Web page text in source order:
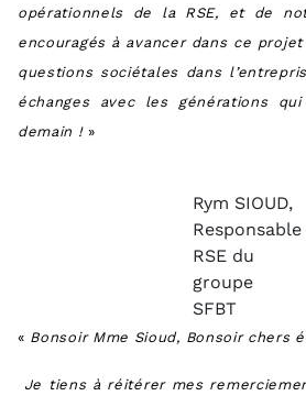
opérationnels de la RSE, et de
encouragés à avancer dans ce
questions sociétales dans
échanges avec les générations
demain !»
Rym SIOUD,
Responsable
RSE du
groupe
SFBT
« Bonsoir Mme Sioud, Bonsoir chers
Je tiens à réitérer mes